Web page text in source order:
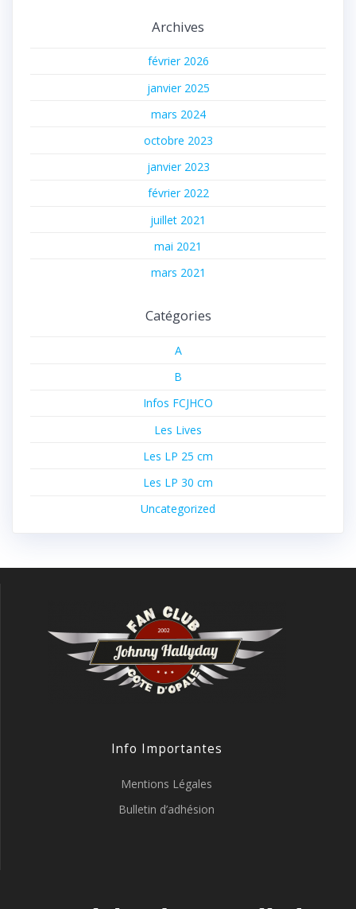
Archives
février 2026
janvier 2025
mars 2024
octobre 2023
janvier 2023
février 2022
juillet 2021
mai 2021
mars 2021
Catégories
A
B
Infos FCJHCO
Les Lives
Les LP 25 cm
Les LP 30 cm
Uncategorized
Info Importantes
Mentions Légales
Bulletin d’adhésion